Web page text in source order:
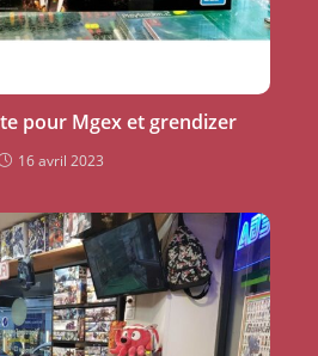
pour Mgex et grendizer
16 avril 2023